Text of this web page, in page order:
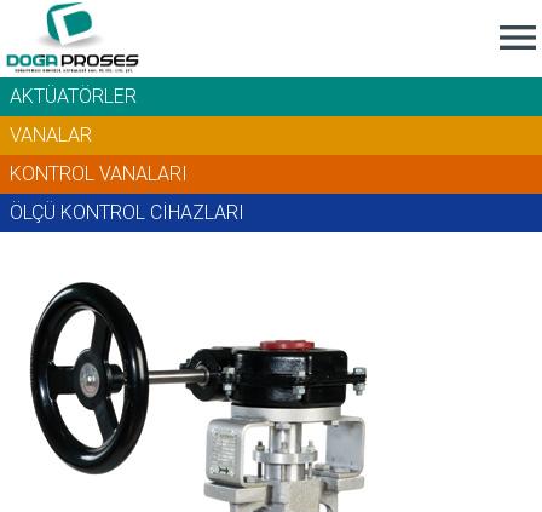

AKTÜATÖRLER
VANALAR
KONTROL VANALARI
ÖLÇÜ KONTROL CİHAZLARI